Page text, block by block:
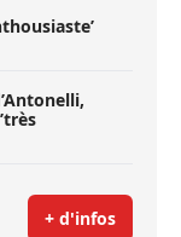
+ d'infos